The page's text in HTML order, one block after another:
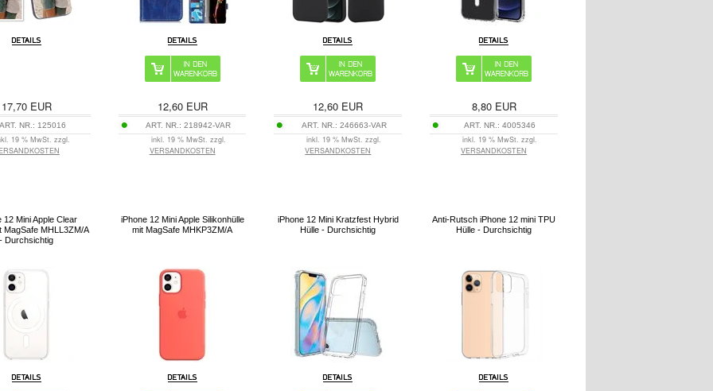
17,70EUR
ART. NR.: 125016
19 % MwSt. zzgl.
12,60EUR
ART. NR.:218942-VAR
inkl. 19 % MwSt. zzgl.
VERSANDKOSTEN
12,60 EUR
ART. NR.: 246663-VAR
inkl. 19 % MwSt. zzgl.
VERSANDKOSTEN
8,80EUR
ART. NR.:4005346
inkl. 19 % MwSt. zzgl.
VERSANDKOSTEN
12 Mini Apple Clear
MagSafe MHLL3ZM/A
- Durchsichtig
iPhone 12 Mini Apple Silikonhülle
mit MagSafe MHKP3ZM/A
iPhone 12 Mini Kratzfest Hybrid
Hülle - Durchsichtig
Anti-Rutsch iPhone 12 mini TPU
Hülle - Durchsichtig